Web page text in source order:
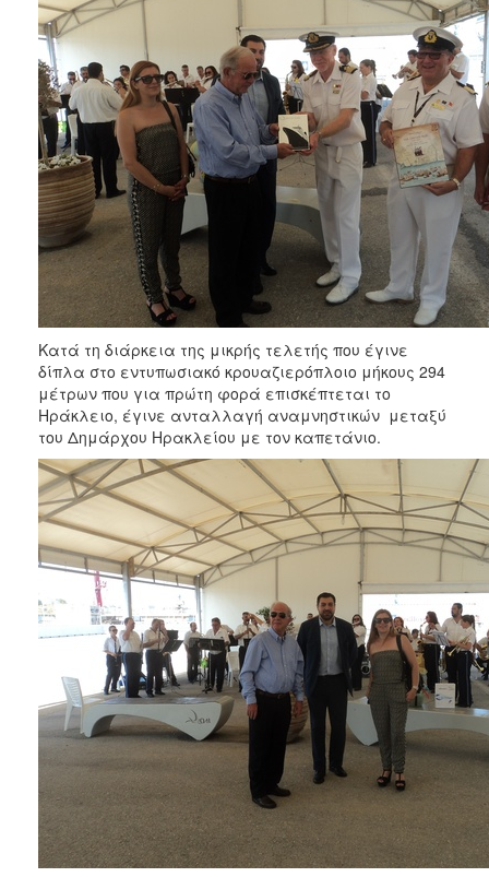
2006
ΤΟΠΟΣ
ΠΟΛΙΤΙΣΜΟΣ
ΑΝΘΕΚΤΙΚΗ
ΠΟΛΗ
Κατά τη διάρκεια της μικρής τελετής που έγινε
δίπλα στο εντυπωσιακό κρουαζιερόπλοιο μήκους 294
μέτρων που για πρώτη φορά επισκέπτεται το
Ηράκλειο, έγινε ανταλλαγή αναμνηστικών μεταξύ
του Δημάρχου Ηρακλείου με τον καπετάνιο.